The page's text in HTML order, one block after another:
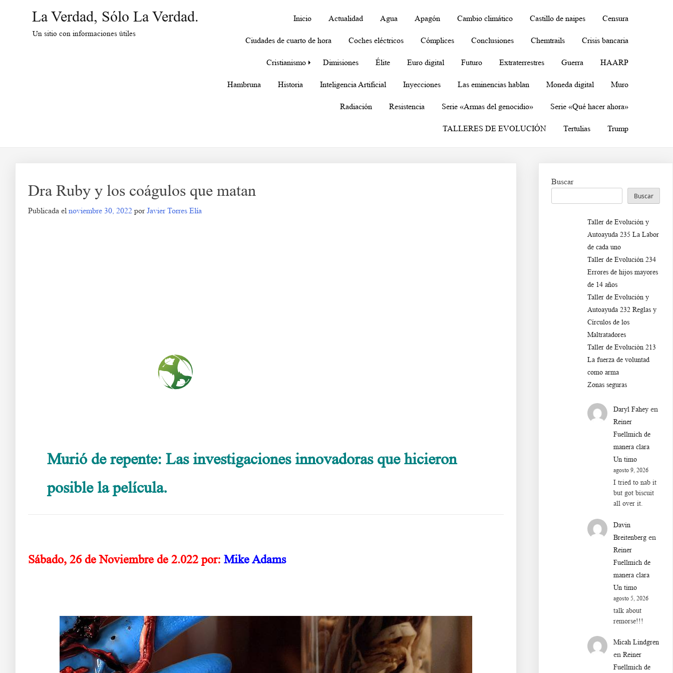
La Verdad, Sólo La Verdad.
Un sitio con informaciones útiles
Inicio Actualidad Agua Apagón Cambio climático Castillo de naipes Censura
Ciudades de cuarto de hora Coches eléctricos Cómplices Conclusiones Chemtrails Crisis bancaria
Cristianismo Dimisiones Élite Euro digital Futuro Extraterrestres Guerra HAARP
Hambruna Historia Inteligencia Artificial Inyecciones Las eminencias hablan Moneda digital Muro
Radiación Resistencia Serie «Armas del genocidio» Serie «Qué hacer ahora»
TALLERES DE EVOLUCIÓN Tertulias Trump
Dra Ruby y los coágulos que matan
Publicada el noviembre 30, 2022 porJavier Torres Elía
Murió de repente: Las investigaciones innovadoras que hicieron
posible la película.
Sábado, 26 de Noviembre de 2.022 por: Mike Adams
Buscar
Buscar
Taller de Evolución y
Autoayuda 235 La Labor
de cada uno
Taller de Evolución 234
Errores de hijos mayores
de 14 años
Taller de Evolución y
Autoayuda 232 Reglas y
Círculos de los
Maltratadores
Taller de Evoluciòn 213
La fuerza de voluntad
como arma
Zonas seguras
Daryl Fahey en
Reiner
Fuellmich de
manera clara
Un timo
agosto 9, 2026
I tried to nab it
but got biscuit
all over it.
Davin
Breitenberg en
Reiner
Fuellmich de
manera clara
Un timo
agosto 5, 2026
talk about
remorse!!!
Micah Lindgren
enReiner
Fuellmich de